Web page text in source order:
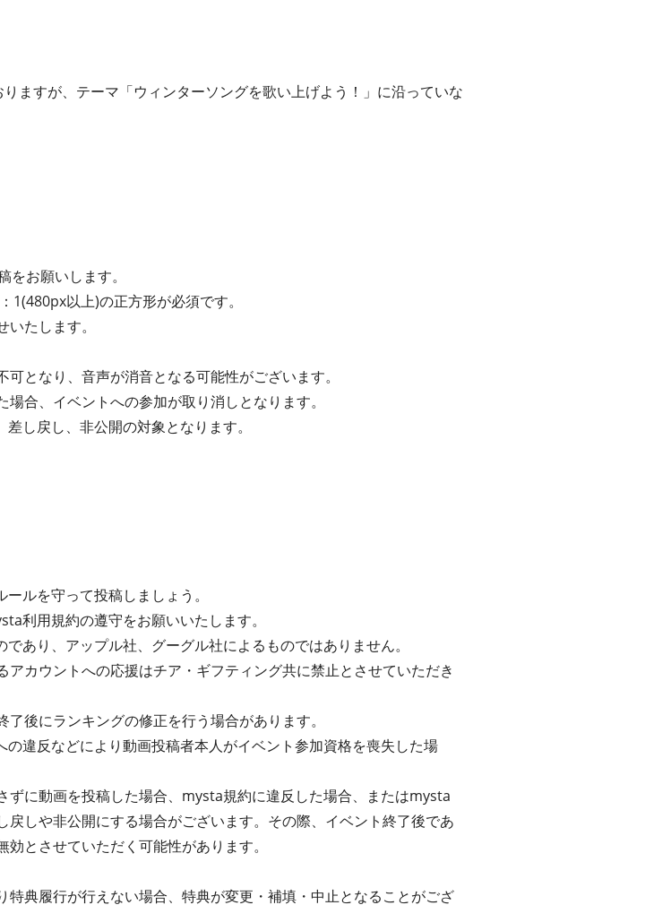
ますが、テーマ「ウィンターソングを歌い上げよう！」に沿っていな
お願いします。
以上)の正方形が必須です。
たします。
となり、音声が消音となる可能性がございます。
合、イベントへの参加が取り消しとなります。
し戻し、非公開の対象となります。
ルを守って投稿しましょう。
利用規約の遵守をお願いいたします。
あり、アップル社、グーグル社によるものではありません。
カウントへの応援はチア・ギフティング共に禁止とさせていただき
後にランキングの修正を行う場合があります。
違反などにより動画投稿者本人がイベント参加資格を喪失した場
ずに動画を投稿した場合、mysta規約に違反した場合、またはmysta
しや非公開にする場合がございます。その際、イベント終了後であ
とさせていただく可能性があります。
典履行が行えない場合、特典が変更・補填・中止となることがござ